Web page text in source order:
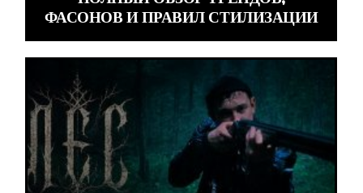
ФАСОНОВ И ПРАВИЛ СТИЛИЗАЦИИ